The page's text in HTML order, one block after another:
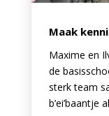
Maak
Maxime en
de
sterk team
b’ei’baantje